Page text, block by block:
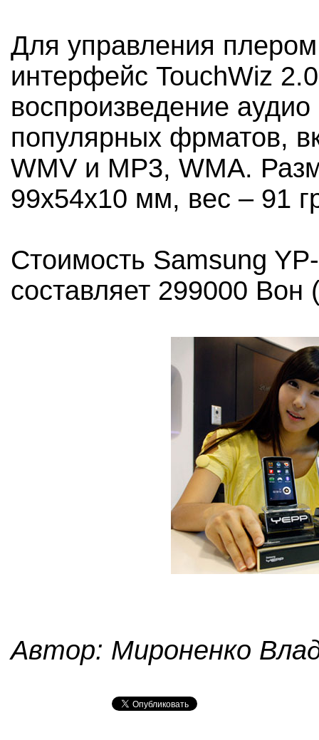
Для управления
интерфейс TouchWiz
воспроизведение
популярных фрматов,
WMV и MP3, WMA.
99х54х10 мм, вес – 91
Стоимость Samsung
составляет 299000 Вон
Автор: Мироненко